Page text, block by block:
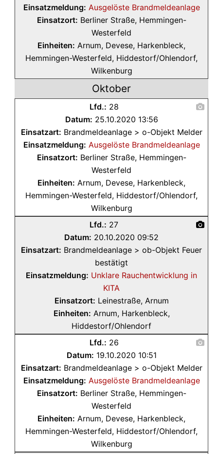
Einsatzmeldung: Ausgelöste Brandmeldeanlage
Einsatzort: Berliner Straße, Hemmingen-
Westerfeld
Einheiten: Arnum, Devese, Harkenbleck,
Hemmingen-Westerfeld, Hiddestorf/Ohlendorf,
Wilkenburg
Oktober
Lfd.: 28
Datum: 25.10.2020 13:56
Einsatzart: Brandmeldeanlage > o-Objekt Melder
Einsatzmeldung: Ausgelöste Brandmeldeanlage
Einsatzort: Berliner Straße, Hemmingen-
Westerfeld
Einheiten: Arnum, Devese, Harkenbleck,
Hemmingen-Westerfeld, Hiddestorf/Ohlendorf,
Wilkenburg
Lfd.: 27
Datum: 20.10.2020 09:52
Einsatzart: Brandmeldeanlage > ob-Objekt Feuer
bestätigt
Einsatzmeldung: Unklare Rauchentwicklung in
KITA
Einsatzort: Leinestraße, Arnum
Einheiten: Arnum, Harkenbleck,
Hiddestorf/Ohlendorf
Lfd.: 26
Datum: 19.10.2020 10:51
Einsatzart: Brandmeldeanlage > o-Objekt Melder
Einsatzmeldung: Ausgelöste Brandmeldeanlage
Einsatzort: Berliner Straße, Hemmingen-
Westerfeld
Einheiten: Arnum, Devese, Harkenbleck,
Hemmingen-Westerfeld, Hiddestorf/Ohlendorf,
Wilkenburg